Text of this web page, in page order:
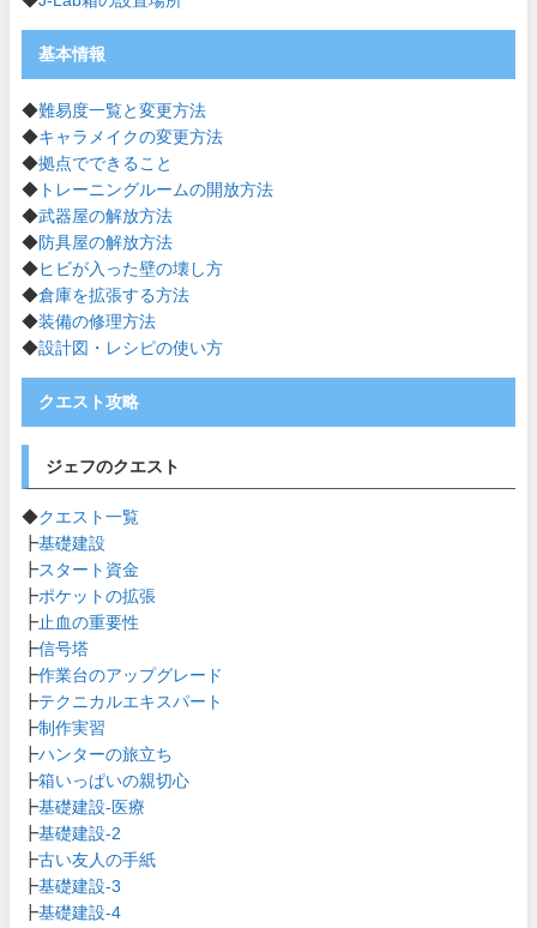
基本情報
◆難易度一覧と変更方法
◆キャラメイクの変更方法
◆拠点でできること
◆ トレーニングルームの開放方法
◆武器屋の解放方法
◆防具屋の解放方法
◆ヒビが入った壁の壊し方
◆倉庫を拡張する方法
◆装備の修理方法
◆設計図・レシピの使い方
クエスト攻略
ジェフのクエスト
◆クエスト一覧
┣基礎建設
┣スタート資金
┣ポケットの拡張
┣ 止血の重要性
┣信号塔
┣作業台のアップグレード
┣テクニカルエキスパート
┣制作実習
┣ハンターの旅立ち
┣箱いっぱいの親切心
┣基礎建設-医療
┣基礎建設-2
┣古い友人の手紙
┣基礎建設-3
┣基礎建設-4